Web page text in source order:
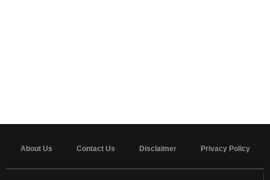
About Us Contact Us Disclaimer Privacy Policy